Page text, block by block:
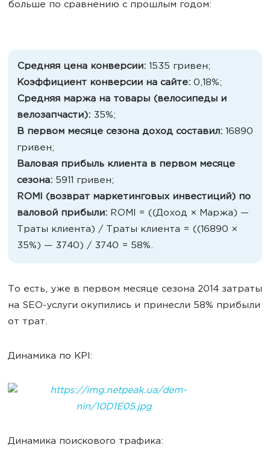
больше по сравнению с прошлым годом:
Средняя цена конверсии: 1535 гривен;
Коэффициент конверсии на сайте: 0,18%;
Средняя маржа на товары (велосипеды и
велозапчасти): 35%;
В первом месяце сезона доход составил: 16890
гривен;
Валовая прибыль клиента в первом месяце
сезона: 5911 гривен;
ROMI (возврат маркетинговых инвестиций) по
валовой прибыли: ROMI = ((Доход × Маржа) —
Траты клиента) / Траты клиента = ((16890 ×
35%) — 3740) / 3740 = 58%.
То есть, уже в первом месяце сезона 2014 затраты
на SEO-услуги окупились и принесли 58% прибыли
от трат.
Динамика по KPI:
Динамика поискового трафика: